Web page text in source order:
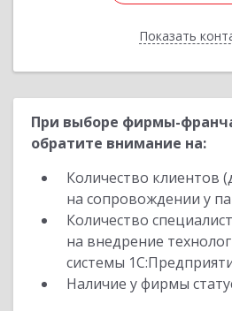
ПоказатьНазад
При выборе фирмы-
обратите внимание на:
Количество клиентов
на сопровождении у
Количество
на внедрение
системы
Наличие у фирмы